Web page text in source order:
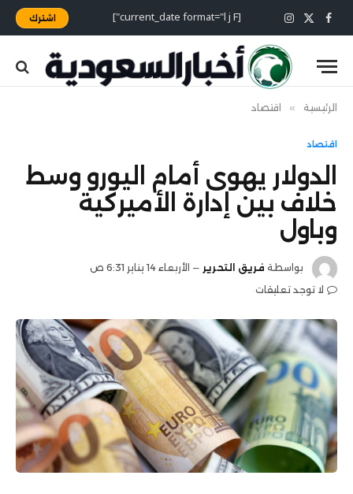
فيسبوك
X
(Twitter)
الانستغرام [current_date format="l j F"] اشترك
الرئيسية » اقتصاد
اقتصاد
الدولار يهوى أمام اليورو وسط
خلاف بين إدارة الأميركية
وباول
بواسطة فريق التحرير
الأربعاء 14 يناير 6:31 ص
لا توجد تعليقات